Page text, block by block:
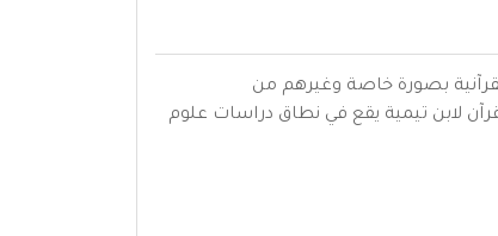
بصورة خاصة وغيرهم من
لابن تيمية يقع في نطاق دراسات علوم